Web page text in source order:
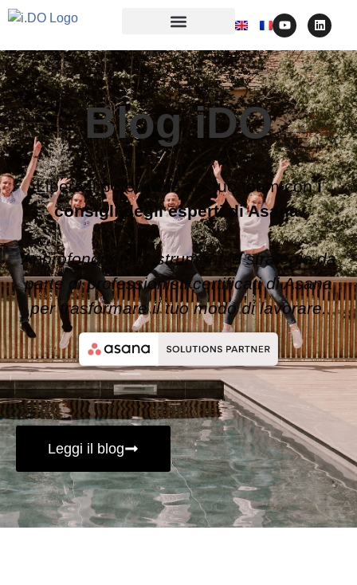
Blog iDO
Libera il potenziale del tuo team coni
consigli degli esperti di Asana.
Approfondimenti, strumenti e strategie da
parte di professionisti certificati di Asana
per trasformare il tuo modo di lavorare.
Leggi il blog